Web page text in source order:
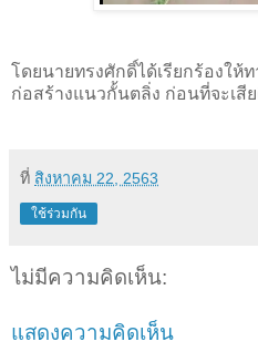
โดยนายทรงศักดิ์ได้เรียกร้องให้
ก่อสร้างแนวกั้นตลิ่ง ก่อนที่จะเสี
ที่ สิงหาคม 22, 2563
ใช้ร่วมกัน
ไม่มีความคิดเห็น:
แสดงความคิดเห็น